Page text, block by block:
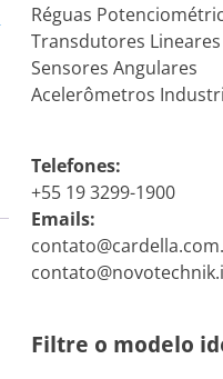
Réguas
Transdutores
Sensores Angulares
Acelerômetros
Telefones:
+55 19 3299-1900
Emails:
Filtre o modelo